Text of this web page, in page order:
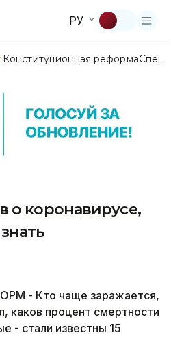
РУ
Конституционная реформа
о коронавирусе,
- Кто чаще заражается,
каков процент смертности
- стали известны 15